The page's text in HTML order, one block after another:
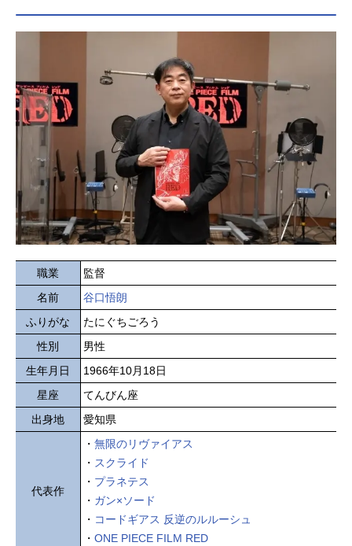
職業
監督
名前
谷口悟朗
ふりがな
たにぐちごろう
性別
男性
生年月日
1966年10月18日
星座
てんびん座
出身地
愛知県
代表作
・ 無限のリヴァイアス
・ スクライド
・ プラネテス
・ ガン×ソード
・ コードギアス 反逆のルルーシュ
・ ONE PIECE FILM RED